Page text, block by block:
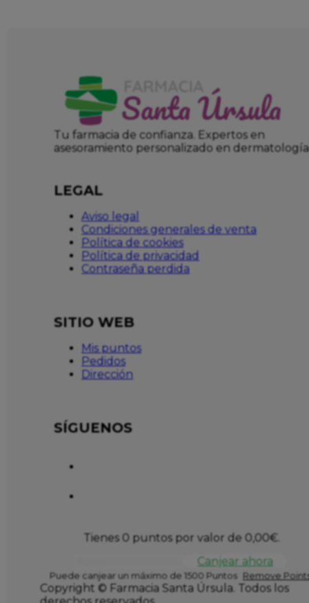
Tu farmacia de confianza. Expertos en
asesoramiento personalizado en dermatología
LEGAL
Aviso legal
Condiciones generales de venta
Política de cookies
Política de privacidad
Contraseña perdida
SITIO WEB
Mis puntos
Pedidos
Dirección
SÍGUENOS
Tienes 0 puntos por valor de 0,00€.
Canjear ahora
Puede canjear un máximo de 1500 Puntos Remove
Copyright © Farmacia Santa Úrsula. Todos los